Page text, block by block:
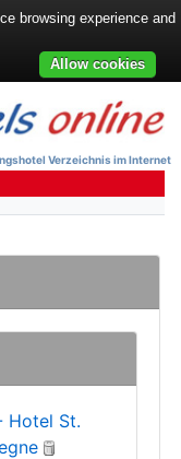
Verzeichnis im Internet
Hotel St.
browsing experience and
Allow cookies